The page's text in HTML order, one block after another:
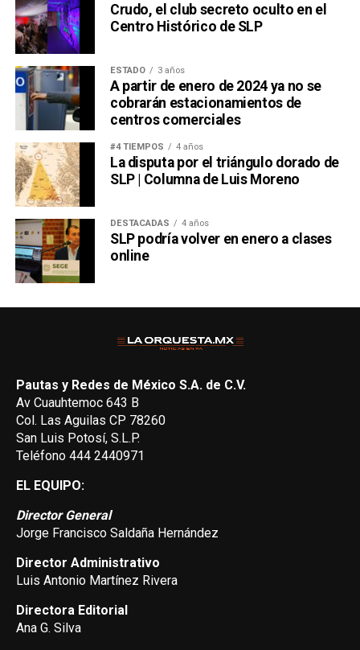
Crudo, el club secreto oculto en el
Centro Histórico de SLP
ESTADO 3 años
A partir de enero de 2024 ya no se
cobrarán estacionamientos de
centros comerciales
#4 TIEMPOS 4 años
La disputa por el triángulo dorado de
SLP | Columna de Luis Moreno
DESTACADAS 4 años
SLP podría volver en enero a clases
online
Pautas y Redes de México S.A. de C.V.
Av Cuauhtemoc 643 B
Col. Las Aguilas CP 78260
San Luis Potosí, S.L.P.
Teléfono 444 2440971
EL EQUIPO:
Director General
Jorge Francisco Saldaña Hernández
Director Administrativo
Luis Antonio Martínez Rivera
Directora Editorial
Ana G. Silva